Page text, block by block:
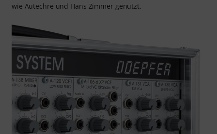
wie Autechre und Hans Zimmer genutzt.